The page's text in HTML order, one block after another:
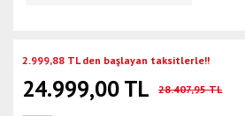
2.999,88 TL den başlayan taksitlerle!!
24.999,00 TL 28.407,95 TL